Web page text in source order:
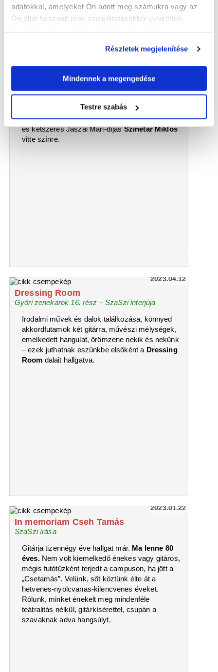
adatokkal, amelyeket Ön adott meg számukra vagy az
Ön által használt más szolgáltatásokból gyűjtöttek.
Részletek megjelenítése
Mindennek a megengedése
Testre szabás
2023.05.03
A víg özvegy
Premier a Győri Nemzeti Színházban – Bári Edit
2023. április 28-tól látható aGyőri Nemzeti
A víg özvegy, egy életigenlő
operett:Lehár Ferencdarabját a Kossuth-díjas
és kétszeres Jászai Mari-díjasSzinetár Miklós
vitte színre.
2023.04.12
Dressing Room
Győri zenekarok 16. rész – SzaSzi interjúja
Irodalmi művek és dalok találkozása, könnyed
akkordfutamok két gitárra, művészi mélységek,
emelkedett hangulat, örömzene nekik és nekünk
– ezek juthatnak eszünkbe elsőként a Dressing
Room dalait hallgatva.
2023.01.22
In memoriam Cseh Tamás
SzaSzi írása
Gitárja tizennégy éve hallgat már. Ma lenne 80
éves.Nem volt kiemelkedő énekes vagy gitáros,
mégis futótűzként terjedt a campuson, ha jött a
„Csetamás”. Velünk, sőt köztünk élte át a
hetvenes-nyolcvanas-kilencvenes éveket.
Rólunk, minket énekelt meg mindenféle
teátralitás nélkül, gitárkísérettel, csupán a
szavaknak adva hangsúlyt.